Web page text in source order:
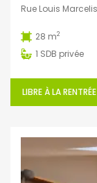
Rue Louis
28 m2
1 SDB privée
LIBRE À LA RENTRÉE